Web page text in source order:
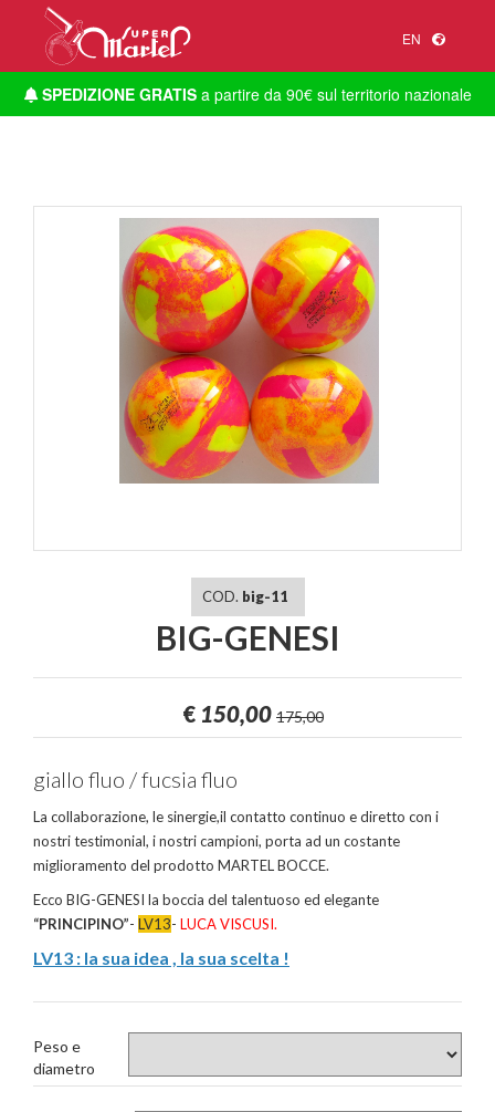
EN
SPEDIZIONE GRATISa partire da 90€ sul territorio nazionale
COD. big-11
BIG-GENESI
€ 150,00 175,00
giallo fluo / fucsia fluo
La collaborazione, le sinergie,il contatto continuo e diretto con i
nostri testimonial, i nostri campioni, porta ad un costante
miglioramento del prodotto MARTEL BOCCE.
Ecco BIG-GENESI la boccia del talentuoso ed elegante
“PRINCIPINO”- LV13- LUCA VISCUSI.
LV13 : la sua idea , la sua scelta !
Peso e
diametro